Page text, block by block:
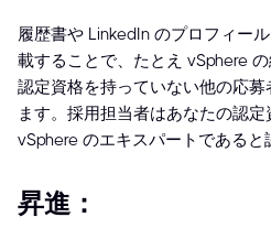
履歴書や LinkedIn のプロフィー
載することで、たとえ vSphere
認定資格を持っていない他の応
ます。採用担当者はあなたの認
vSphere のエキスパートであると
昇進：